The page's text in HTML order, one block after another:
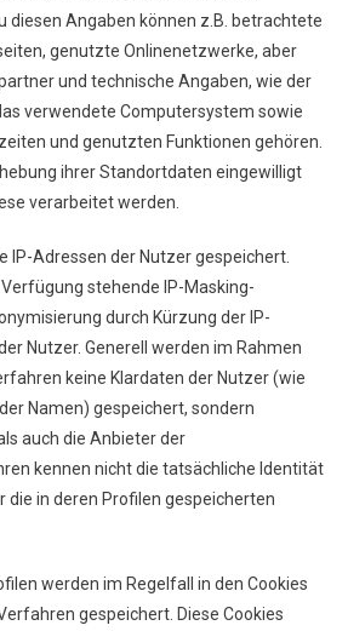
diesen Angaben können z.B. betrachtete
genutzte Onlinenetzwerke, aber
und technische Angaben, wie der
verwendete Computersystem sowie
und genutzten Funktionen gehören.
ihrer Standortdaten eingewilligt
verarbeitet werden.
IP-Adressen der Nutzer gespeichert.
stehende IP-Masking-
durch Kürzung der IP-
Nutzer. Generell werden im Rahmen
keine Klardaten der Nutzer (wie
Namen) gespeichert, sondern
auch die Anbieter der
kennen nicht die tatsächliche Identität
die in deren Profilen gespeicherten
werden im Regelfall in den Cookies
gespeichert. Diese Cookies